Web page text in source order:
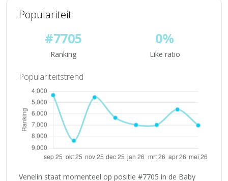
Populariteit
#7705
Ranking
0%
Like ratio
Populariteitstrend
Venelin staat momenteel op positie #7705 in de Baby